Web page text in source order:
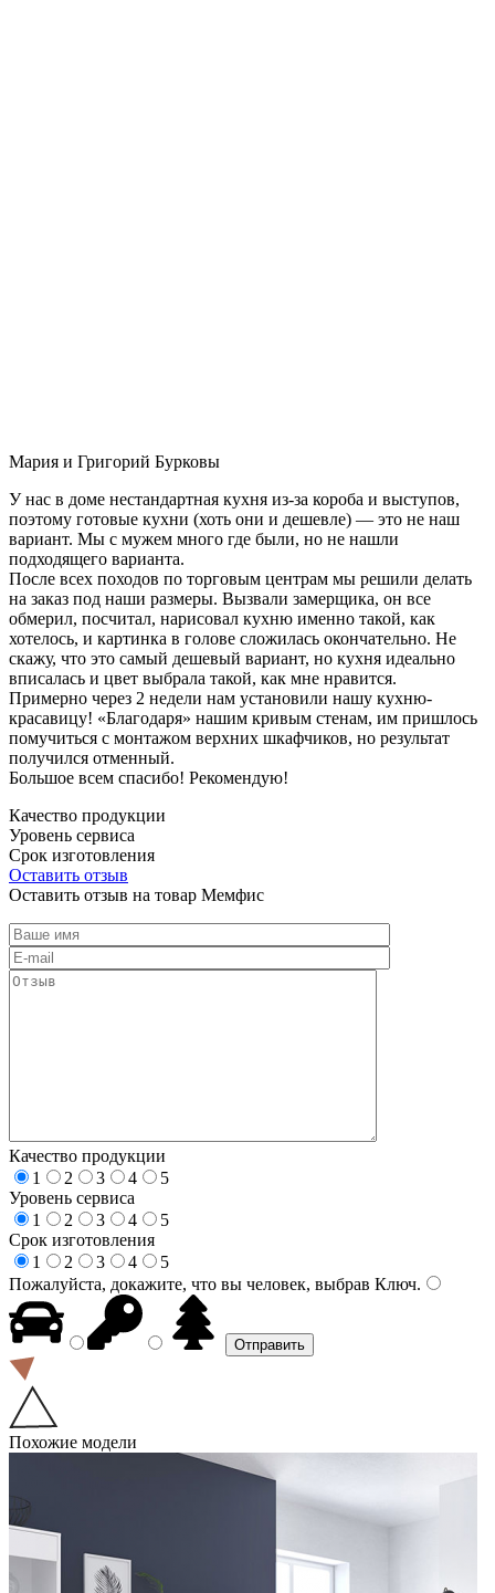
Мария и Григорий Бурковы
У нас в доме нестандартная кухня из-за короба и выступов,
поэтому готовые кухни (хоть они и дешевле) — это не наш
вариант. Мы с мужем много где были, но не нашли
подходящего варианта.
После всех походов по торговым центрам мы решили делать
на заказ под наши размеры. Вызвали замерщика, он все
обмерил, посчитал, нарисовал кухню именно такой, как
хотелось, и картинка в голове сложилась окончательно. Не
скажу, что это самый дешевый вариант, но кухня идеально
вписалась и цвет выбрала такой, как мне нравится.
Примерно через 2 недели нам установили нашу кухню-
красавицу! «Благодаря» нашим кривым стенам, им пришлось
помучиться с монтажом верхних шкафчиков, но результат
получился отменный.
Большое всем спасибо! Рекомендую!
Качество продукции
Уровень сервиса
Срок изготовления
Оставить отзыв
Оставить отзыв на товар Мемфис
Качество продукции
1
2 3 4
5
Уровень сервиса
1
2 3 4
5
Срок изготовления
1
2 3 4
5
Пожалуйста, докажите, что вы человек, выбрав Ключ.
Похожие модели